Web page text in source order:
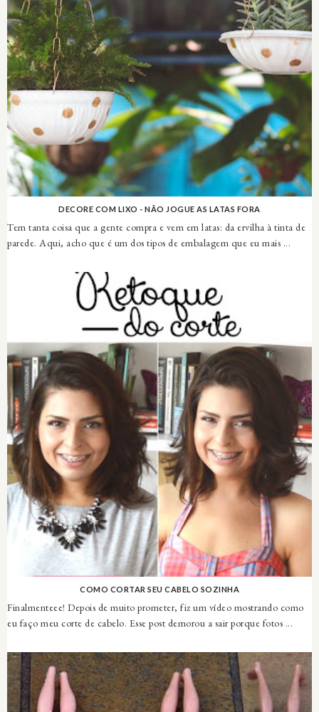
DECORE COM LIXO - NÃO JOGUE AS LATAS FORA
Tem tanta coisa que a gente compra e vem em latas: da ervilha à tinta de
parede. Aqui, acho que é um dos tipos de embalagem que eu mais ...
COMO CORTAR SEU CABELO SOZINHA
Finalmenteee! Depois de muito prometer, fiz um vídeo mostrando como
eu faço meu corte de cabelo. Esse post demorou a sair porque fotos ...